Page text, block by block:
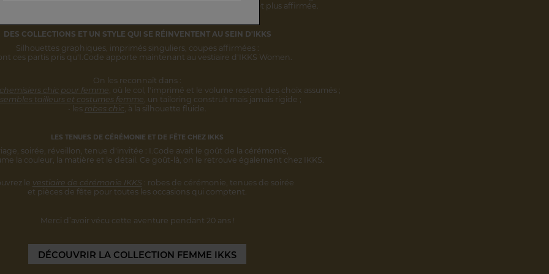
s'inscrivent désormais
et plus affirmée.
DES COLLECTIONS ET UN STYLE QUI SE RÉINVENTENT AU SEIN D'IKKS
Silhouettes graphiques, imprimés singuliers, coupes affirmées :
ces partis pris qu'I.Code apporte maintenant au vestiaire d'IKKS Women.
On les reconnaît dans :
chic pour femme, où le col, l'imprimé et le volume restent des choix assumés ;
tailleurs et costumes femme, un tailoring construit mais jamais rigide ;
• les robes chic, à la silhouette fluide.
LES TENUES DE CÉRÉMONIE ET DE FÊTE CHEZ IKKS
soirée, réveillon, tenue d'invitée : I.Code avait le goût de la cérémonie,
la couleur, la matière et le détail. Ce goût-là, on le retrouve également chez IKKS.
le vestiaire de cérémonie IKKS : robes de cérémonie, tenues de soirée
et pièces de fête pour toutes les occasions qui comptent.
Merci d’avoir vécu cette aventure pendant 20 ans !
DÉCOUVRIR LA COLLECTION FEMME IKKS